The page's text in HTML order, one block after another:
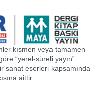
kısmen veya tamamen
“yerel-süreli yayın”
sanat eserleri kapsamında
aittir.